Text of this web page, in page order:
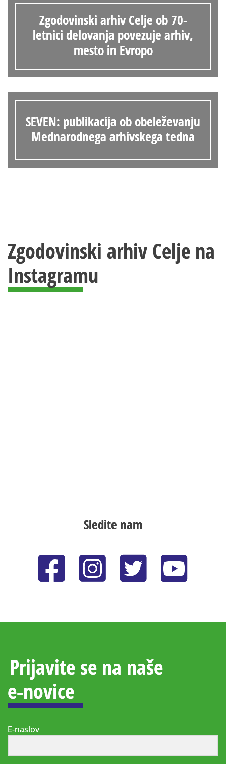
Zgodovinski arhiv Celje ob 70-
letnici delovanja povezuje arhiv,
mesto in Evropo
SEVEN: publikacija ob obeleževanju
Mednarodnega arhivskega tedna
Zgodovinski arhiv Celje na
Instagramu
Sledite nam
Prijavite se na naše
e‑novice
E-naslov